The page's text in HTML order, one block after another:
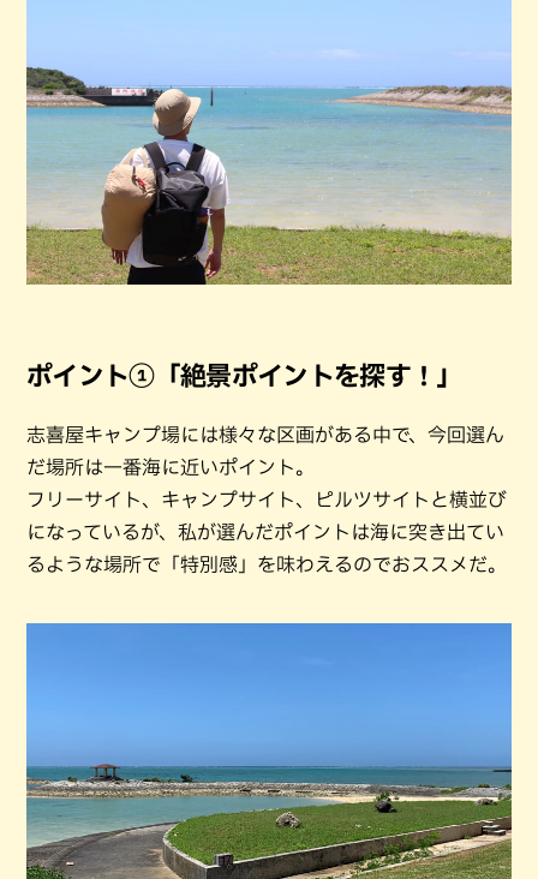
ポイント①「絶景ポイントを探す！」
志喜屋キャンプ場には様々な区画がある中で、今回選ん
だ場所は一番海に近いポイント。
フリーサイト、キャンプサイト、ピルツサイトと横並び
になっているが、私が選んだポイントは海に突き出てい
るような場所で「特別感」を味わえるのでおススメだ。